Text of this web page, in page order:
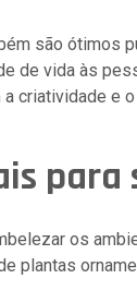
são ótimos
de vida às
criatividade e
para
os
plantas